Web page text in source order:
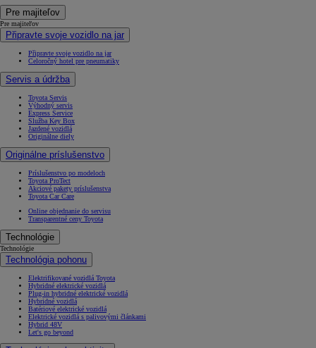
Pre majiteľov
Pre majiteľov
Připravte svoje vozidlo na jar
Připravte svoje vozidlo na jar
Celoročný hotel pre pneumatiky
Servis a údržba
Toyota Servis
Výhodný servis
Express Service
Služba Key Box
Jazdené vozidlá
Originálne diely
Originálne príslušenstvo
Príslušenstvo po modeloch
Toyota ProTect
Akciové pakety príslušenstva
Toyota Car Care
Online objednanie do servisu
Transparentné ceny Toyota
Technológie
Technológie
Technológia pohonu
Elektrifikované vozidlá Toyota
Hybridné elektrické vozidlá
Plug-in hybridné elektrické vozidlá
Hybridné vozidlá
Batériové elektrické vozidlá
Elektrické vozidlá s palivovými článkami
Hybrid 48V
Let's go beyond